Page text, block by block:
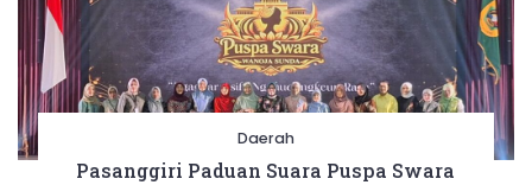
Daerah
Pasanggiri Paduan Suara Puspa Swara